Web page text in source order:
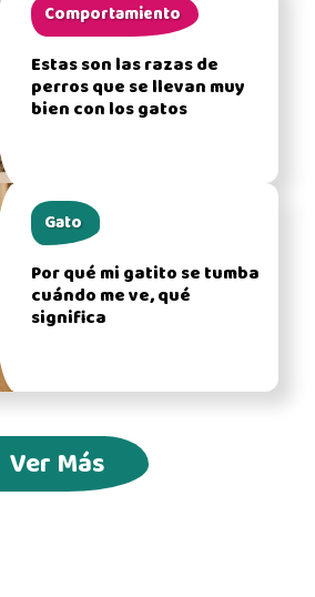
Comportamiento
Estas son las razas de
perros que se llevan muy
bien con los gatos
Gato
Por qué mi gatito se tumba
cuándo me ve, qué
significa
Ver Más